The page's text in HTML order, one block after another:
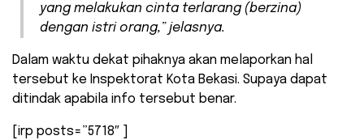
yang melakukan cinta terlarang (berzina)
dengan istri orang,” jelasnya.
Dalam waktu dekat pihaknya akan melaporkan hal
tersebut ke Inspektorat Kota Bekasi. Supaya dapat
ditindak apabila info tersebut benar.
[irp posts=”5718″ ]